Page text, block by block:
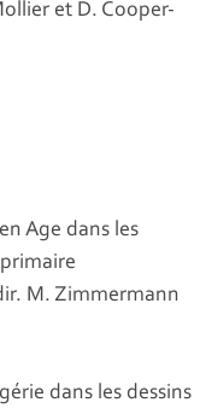
et D. Cooper-
Age dans les
M. Zimmermann
dans les dessins